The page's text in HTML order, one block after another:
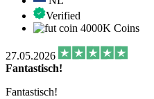
Verified
4000K Coins
27.05.2026
Fantastisch!
Fantastisch!